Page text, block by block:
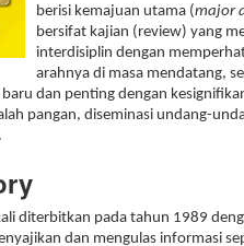
berisi kemajuan utama (major
bersifat kajian (review) yang
interdisiplin dengan
arahnya di masa mendatang,
dan penting dengan
pangan, diseminasi undang-
diterbitkan pada tahun 1989
dan mengulas informasi